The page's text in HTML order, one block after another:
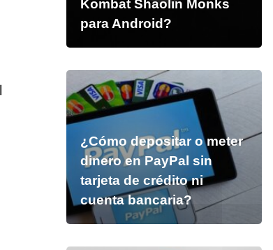
Kombat Shaolin Monks
para Android?
¿Cómo depositar o meter
dinero en PayPal sin
tarjeta de crédito ni
cuenta bancaria?